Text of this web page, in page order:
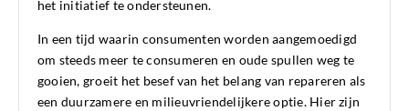
het initiatief te ondersteunen.
In een tijd waarin consumenten worden aangemoedigd
om steeds meer te consumeren en oude spullen weg te
gooien, groeit het besef van het belang van repareren als
een duurzamere en milieuvriendelijkere optie. Hier zijn